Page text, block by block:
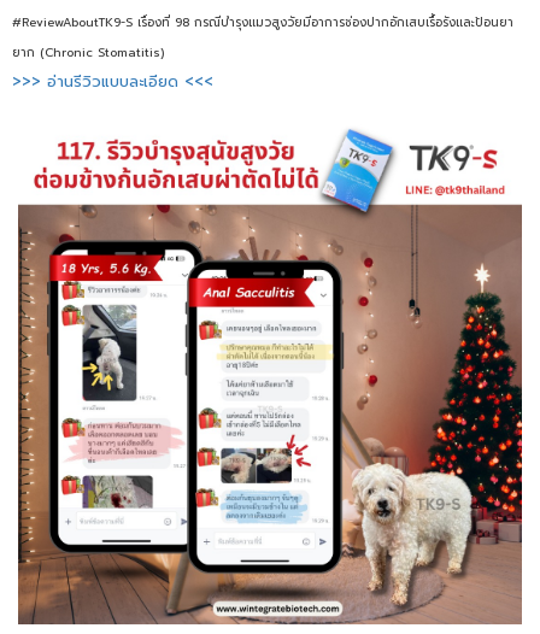
#ReviewAboutTK9-S เรื่องที่ 98 กรณีบำรุงแมวสูงวัยมีอาการช่องปากอักเสบเรื้อรังและป้อนยา
ยาก (Chronic Stomatitis)
>>> อ่านรีวิวแบบละเอียด <<<